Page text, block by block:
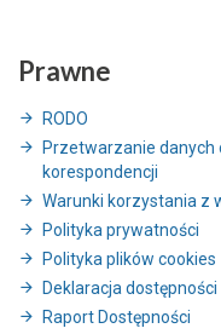
Prawne
RODO
Przetwarzanie
korespondencji
Warunki korzystania z
Polityka prywatności
Polityka plików cookies
Deklaracja dostępności
Raport Dostępności